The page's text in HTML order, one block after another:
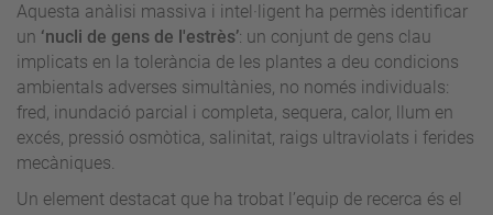
Aquesta anàlisi massiva i intel·ligent ha permès identificar
un ‘nucli de gens de l'estrès’: un conjunt de gens clau
implicats en la tolerància de les plantes a deu condicions
ambientals adverses simultànies, no només individuals:
fred, inundació parcial i completa, sequera, calor, llum en
excés, pressió osmòtica, salinitat, raigs ultraviolats i ferides
mecàniques.
Un element destacat que ha trobat l’equip de recerca és el